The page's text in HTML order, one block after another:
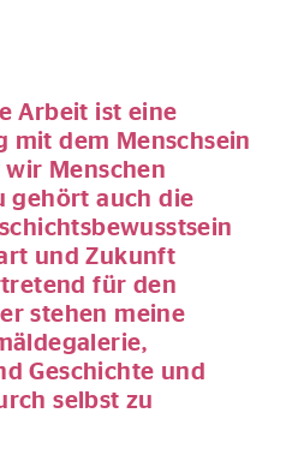
Arbeit ist eine
mit dem Menschsein
Menschen
gehört auch die
und Zukunft
für den
stehen meine
Geschichte und
selbst zu